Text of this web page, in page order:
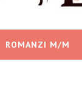
ROMANZI M/M